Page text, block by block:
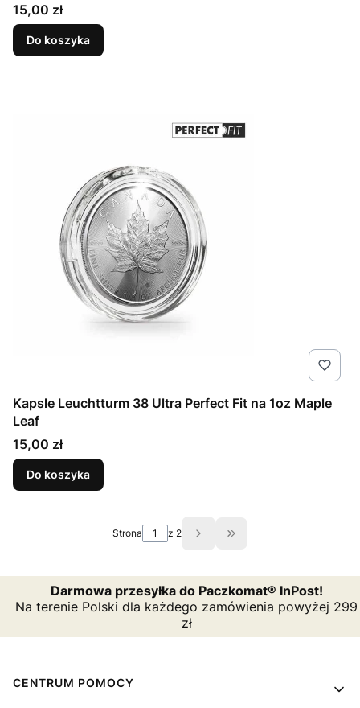
Cena
15,00 zł
Do koszyka
Kapsle Leuchtturm 38 Ultra Perfect Fit na 1oz Maple
Leaf
Cena
15,00 zł
Do koszyka
Strona z 2 Przejdź do ostatniej
Darmowa przesyłka do Paczkomat® InPost!
Na terenie Polski dla każdego zamówienia powyżej 299
zł
Linki w stopce
CENTRUM POMOCY